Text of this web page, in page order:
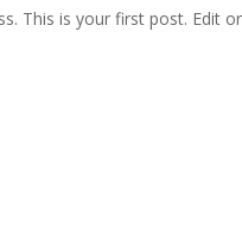
This is your first post. Edit